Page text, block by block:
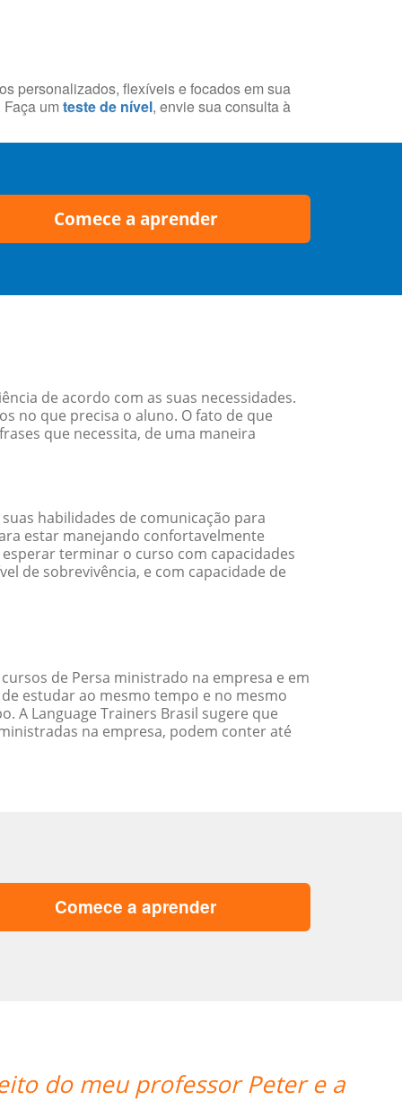
personalizados, flexíveis e focados em sua
um teste de nível, envie sua consulta à
Comece a aprender
de acordo com as suas necessidades.
no que precisa o aluno. O fato de que
que necessita, de uma maneira
habilidades de comunicação para
estar manejando confortavelmente
terminar o curso com capacidades
de sobrevivência, e com capacidade de
de Persa ministrado na empresa e em
estudar ao mesmo tempo e no mesmo
A Language Trainers Brasil sugere que
na empresa, podem conter até
Comece a aprender
“”A experiente professora Mei